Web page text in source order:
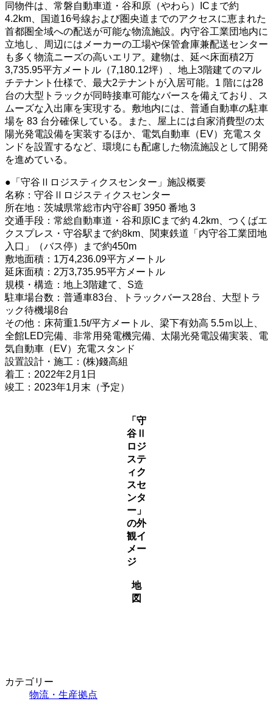
同物件は、常磐自動車道・谷和原（やわら）ICまで約
4.2km、国道16号線および圏央道までのアクセスに恵まれた
首都圏全域への配送が可能な物流施設。内守谷工業団地内に
立地し、周辺にはメーカーの工場や保管倉庫兼配送センター
も多く物流ニーズの高いエリア。建物は、延べ床面積2万
3,735.95平方メートル（7,180.12坪）、地上3階建てのマル
チテナント仕様で、最大2テナントが入居可能。1 階には28
台の大型トラックが同時接車可能なバースを備えており、ス
ムーズな入出庫を実現する。敷地内には、普通自動車の駐車
場を 83 台分確保している。また、屋上には自家消費型の太
陽光発電設備を実装するほか、電気自動車（EV）充電スタ
ンドを設置するなど、環境にも配慮した物流施設として開発
を進めている。
●「守谷Ⅱロジスティクスセンター」施設概要
名称：守谷Ⅱロジスティクスセンター
所在地：茨城県常総市内守谷町 3950 番地 3
交通手段：常総自動車道・谷和原ICまで約 4.2km、つくばエ
クスプレス・守谷駅まで約8km、関東鉄道「内守谷工業団地
入口」（バス停）まで約450m
敷地面積：1万4,236.09平方メートル
延床面積：2万3,735.95平方メートル
規模・構造：地上3階建て、S造
駐車場台数：普通車83台、トラックバース28台、大型トラ
ック待機場8台
その他：床荷重1.5t/平方メートル、梁下有効高 5.5ｍ以上、
全館LED完備、非常用発電機完備、太陽光発電設備実装、電
気自動車（EV）充電スタンド
設置設計・施工：(株)錢高組
着工：2022年2月1日
竣工：2023年1月末（予定）
「守
谷Ⅱ
ロジ
ステ
ィク
スセ
ンタ
ー」
の外
観イ
メー
ジ
地
図
カテゴリー
物流・生産拠点